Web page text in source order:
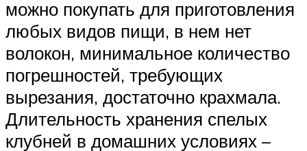
можно покупать для приготовления
любых видов пищи, в нем нет
волокон, минимальное количество
погрешностей, требующих
вырезания, достаточно крахмала.
Длительность хранения спелых
клубней в домашних условиях –